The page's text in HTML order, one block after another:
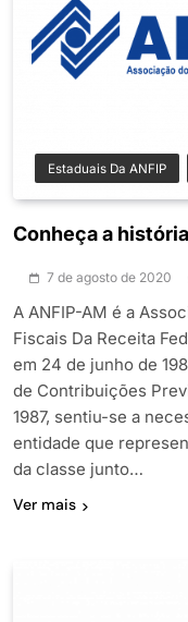
Estaduais Da ANFIP
Conheça a
7 de agosto de 2020
A ANFIP-AM é a
Fiscais Da Receita
em 24 de junho de
de Contribuições
1987, sentiu-se a
entidade que
da classe junto…
Ver mais